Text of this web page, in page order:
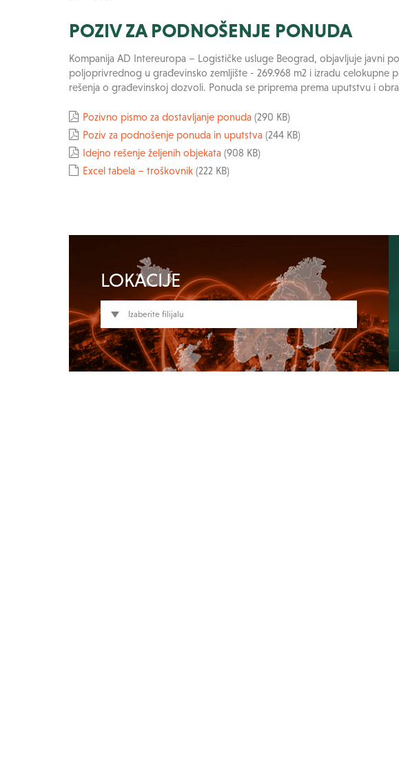
POZIV ZA PODNOŠENJE PONUDA
Kompanija AD Intereuropa – Logističke usluge Beograd, objavljuje javni
poljoprivrednog u građevinsko zemljište - 269.968 m2 i izradu
rešenja o građevinskoj dozvoli. Ponuda se priprema prema uputstvu i
Pozivno pismo za dostavljanje ponuda (290 KB)
Poziv za podnošenje ponuda in uputstva (244 KB)
Idejno rešenje željenih objekata (908 KB)
Excel tabela – troškovnik (222 KB)
LOKACIJE
Izaberite filijalu